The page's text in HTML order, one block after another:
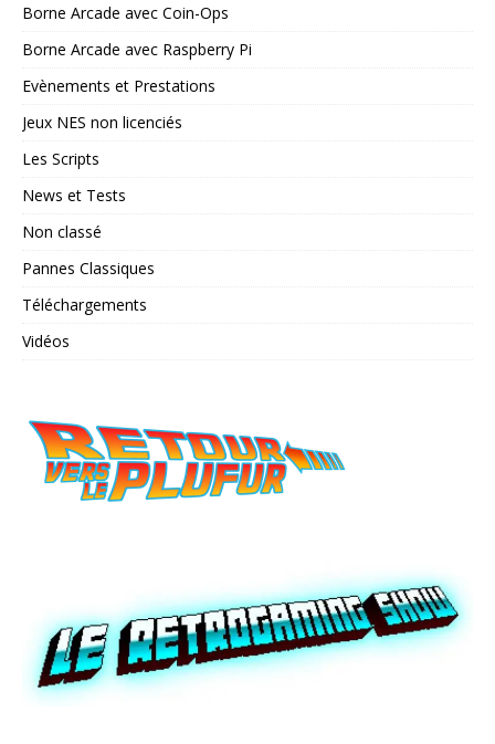
Borne Arcade avec Coin-Ops
Borne Arcade avec Raspberry Pi
Evènements et Prestations
Jeux NES non licenciés
Les Scripts
News et Tests
Non classé
Pannes Classiques
Téléchargements
Vidéos